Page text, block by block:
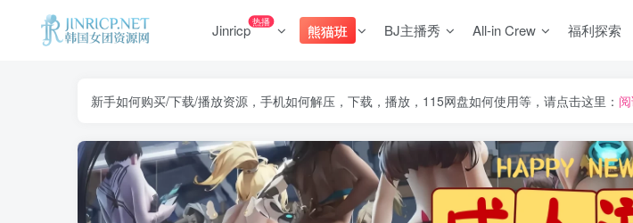
Jinricp热播
熊猫班 BJ主播秀 All-in Crew 福利探索
新手如何购买/下载/播放资源，手机如何解压，下载，播放，115网盘如何使用等，请点击这里：